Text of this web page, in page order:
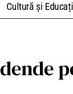
Cultură și